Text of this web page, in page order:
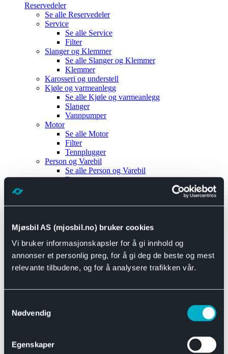
Mjøsbil AS (mjosbil.no) bruker cookies
Vi bruker informasjonskapsler for å gi innhold og
annonser et personlig preg, for å gi deg de beste og mest
relevante tilbudene, og for å analysere trafikken vår.
Nødvendig
Egenskaper
Reservedeler
Se alle Reservedeler
Service
Se alle Service
Filter
Slanger og Klemmer
Se alle Slanger og Klemmer
Klemmer
Karosseri og understell
Kjøle og varmeanlegg
Se alle Kjøle og varmeanlegg
Slanger
Vannpumper
Motor
Se alle Motor
Filter
Tennplugger
Person og Varebil
Se alle Person og Varebil
Brems
Motor og drivverk
Se alle Universal
Bremsedeler
Se alle Bremsedeler
Bremsenippler
Drivline og motor
Se alle Drivline og motor
Eksosanlegg